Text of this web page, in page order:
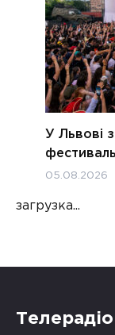
У Львові
05.08.2026
загрузка...